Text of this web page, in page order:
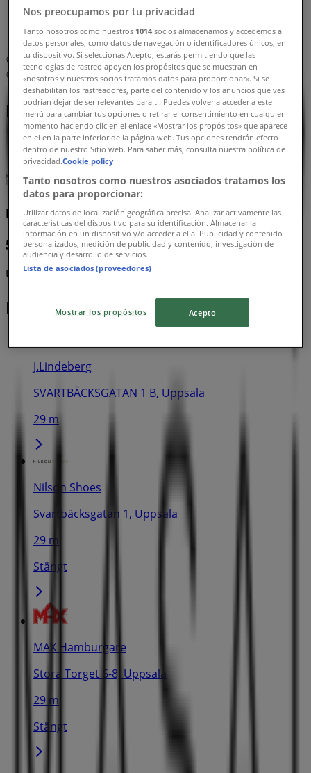
Masai i Uppsala»
Masai | Dragarbrunnsgatan 15
Karta
+46 18 40 12 20
Karta
+46 18 40 12 20
Masai Erbjudanden i Uppsala
Masai
50% rabatt!
Utgår den 21/8
Närmaste butiker
J.Lindeberg
SVARTBÄCKSGATAN 1 B, Uppsala
29 m
Nilson Shoes
Svartbäcksgatan 1, Uppsala
29 m
Stängt
MAX Hamburgare
Stora Torget 6-8, Uppsala
29 m
Stängt
Nos preocupamos por tu privacidad
Tanto nosotros como nuestros 1014 socios almacenamos y accedemos a
datos personales, como datos de navegación o identificadores únicos, en
tu dispositivo. Si seleccionas Acepto, estarás permitiendo que las
tecnologías de rastreo apoyen los propósitos que se muestran en
«nosotros y nuestros socios tratamos datos para proporcionar». Si se
deshabilitan los rastreadores, parte del contenido y los anuncios que ves
podrían dejar de ser relevantes para ti. Puedes volver a acceder a este
menú para cambiar tus opciones o retirar el consentimiento en cualquier
momento haciendo clic en el enlace «Mostrar los propósitos» que aparece
en el en la parte inferior de la página web. Tus opciones tendrán efecto
dentro de nuestro Sitio web. Para saber más, consulta nuestra política de
privacidad.Cookie policy
Tanto nosotros como nuestros asociados tratamos los
datos para proporcionar:
Utilizar datos de localización geográfica precisa. Analizar activamente las
características del dispositivo para su identificación. Almacenar la
información en un dispositivo y/o acceder a ella. Publicidad y contenido
personalizados, medición de publicidad y contenido, investigación de
audiencia y desarrollo de servicios.
Lista de asociados (proveedores)
Mostrar los propósitos Acepto